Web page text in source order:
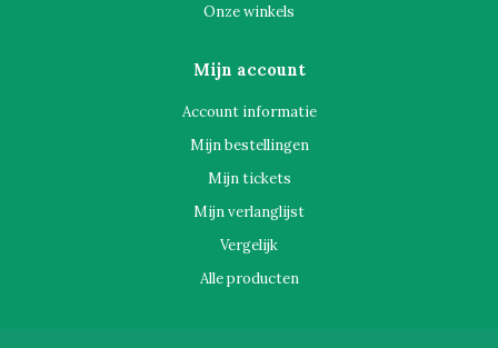
Onze winkels
Mijn account
Account informatie
Mijn bestellingen
Mijn tickets
Mijn verlanglijst
Vergelijk
Alle producten